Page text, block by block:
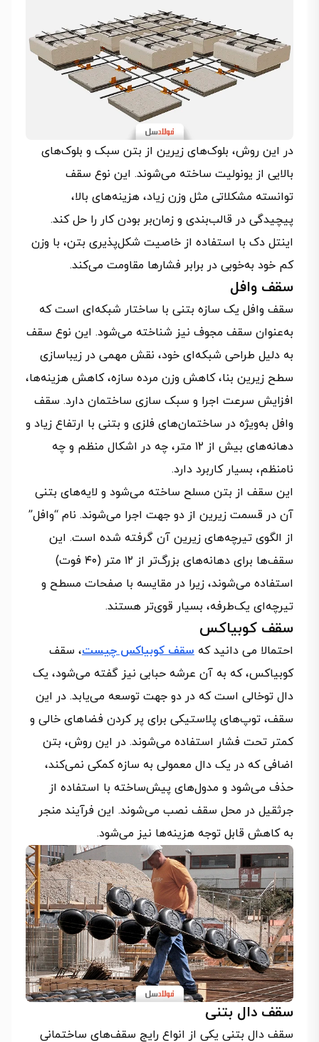
در این روش، بلوک‌های زیرین از بتن سبک و بلوک‌های
بالایی از یونولیت ساخته می‌شوند. این نوع سقف
توانسته مشکلاتی مثل وزن زیاد، هزینه‌های بالا،
پیچیدگی در قالب‌بندی و زمان‌بر بودن کار را حل کند.
اینتل دک با استفاده از خاصیت شکل‌پذیری بتن، با وزن
کم خود به‌خوبی در برابر فشارها مقاومت می‌کند.
سقف وافل
سقف وافل یک سازه بتنی با ساختار شبکه‌ای است که
به‌عنوان سقف مجوف نیز شناخته می‌شود. این نوع سقف
به دلیل طراحی شبکه‌ای خود، نقش مهمی در زیباسازی
سطح زیرین بنا، کاهش وزن مرده سازه، کاهش هزینه‌ها،
افزایش سرعت اجرا و سبک سازی ساختمان دارد. سقف
وافل به‌ویژه در ساختمان‌های فلزی و بتنی با ارتفاع زیاد و
دهانه‌های بیش از ۱۲ متر، چه در اشکال منظم و چه
نامنظم، بسیار کاربرد دارد.
این سقف از بتن مسلح ساخته می‌شود و لایه‌های بتنی
آن در قسمت زیرین از دو جهت اجرا می‌شوند. نام “وافل”
از الگوی تیرچه‌های زیرین آن گرفته شده است. این
سقف‌ها برای دهانه‌های بزرگ‌تر از ۱۲ متر (۴۰ فوت)
استفاده می‌شوند، زیرا در مقایسه با صفحات مسطح و
تیرچه‌ای یک‌طرفه، بسیار قوی‌تر هستند.
سقف کوبیاکس
احتمالا می دانید که سقف کوبیاکس چیست، سقف
کوبیاکس، که به آن عرشه حبابی نیز گفته می‌شود، یک
دال توخالی است که در دو جهت توسعه می‌یابد. در این
سقف، توپ‌های پلاستیکی برای پر کردن فضاهای خالی و
کمتر تحت فشار استفاده می‌شوند. در این روش، بتن
اضافی که در یک دال معمولی به سازه کمکی نمی‌کند،
حذف می‌شود و مدول‌های پیش‌ساخته با استفاده از
جرثقیل در محل سقف نصب می‌شوند. این فرآیند منجر
به کاهش قابل توجه هزینه‌ها نیز می‌شود.
سقف دال بتنی
سقف دال بتنی یکی از انواع رایج سقف‌های ساختمانی